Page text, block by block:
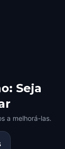
Seja
a melhorá-las.